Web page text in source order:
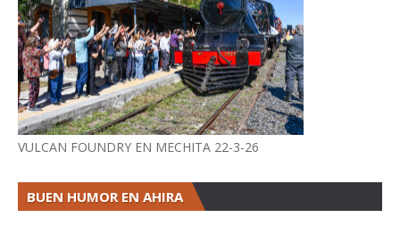
VULCAN FOUNDRY EN MECHITA 22-3-26
BUEN HUMOR EN AHIRA